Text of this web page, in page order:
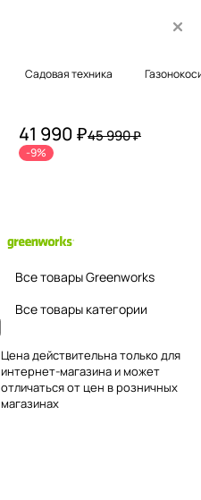
Садовая техника
41 990 ₽45 990 ₽
-9%
Все товары Greenworks
Все товары категории
Цена действительна только для
интернет-магазина и может
отличаться от цен в розничных
магазинах